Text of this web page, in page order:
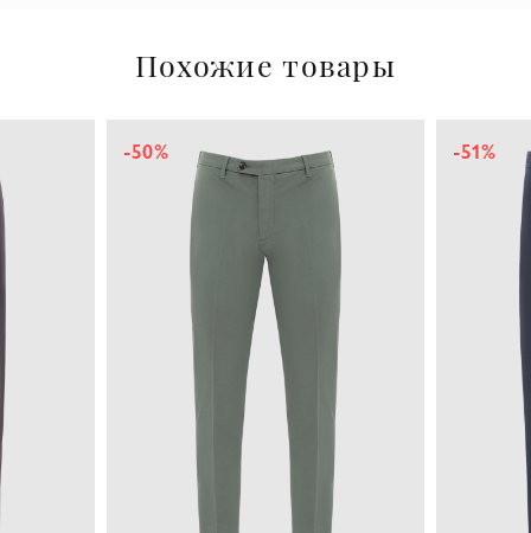
Похожие товары
-50% -51%